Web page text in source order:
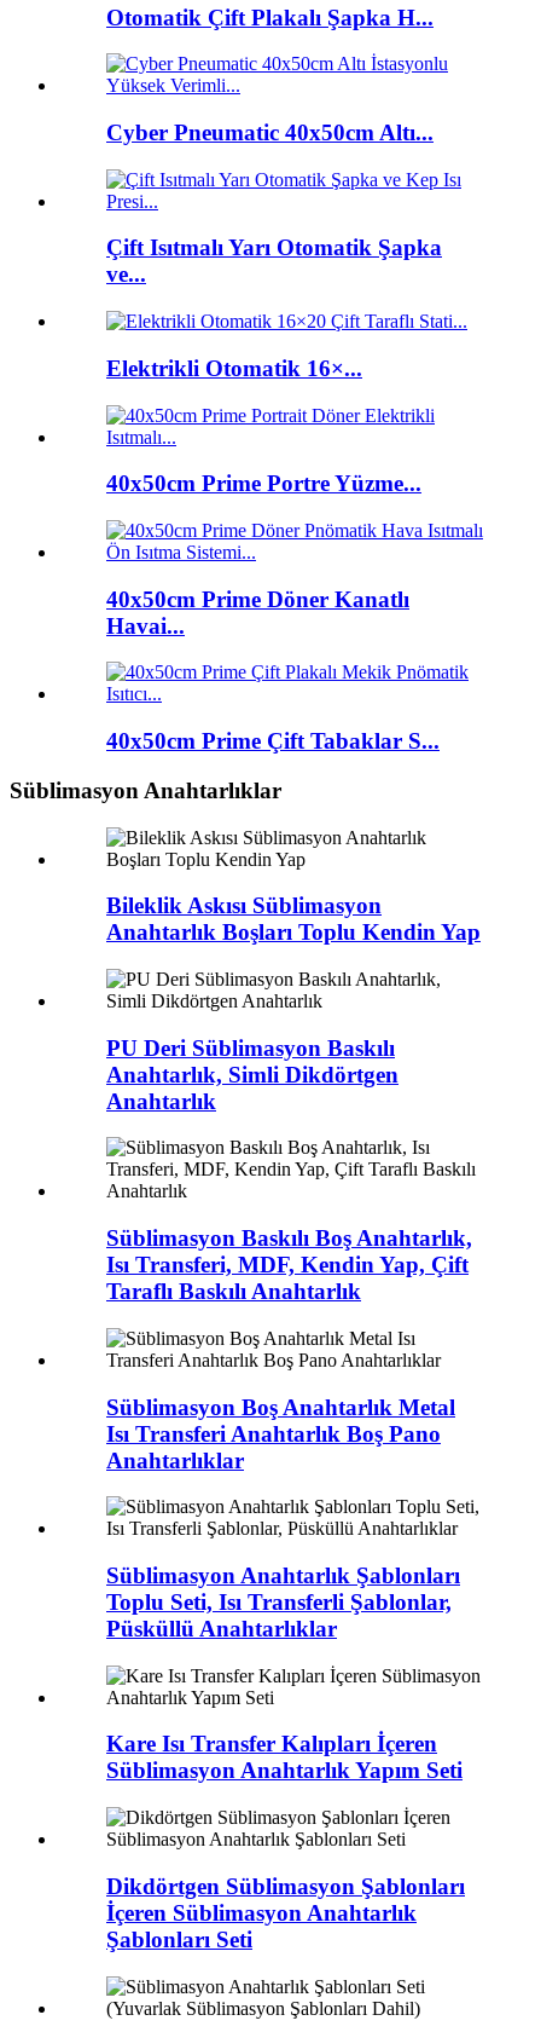
Otomatik Çift Plakalı Şapka H...
Cyber ​​Pneumatic 40x50cm Altı...
Çift Isıtmalı Yarı Otomatik Şapka
ve...
Elektrikli Otomatik 16×...
40x50cm Prime Portre Yüzme...
40x50cm Prime Döner Kanatlı
Havai...
40x50cm Prime Çift Tabaklar S...
Süblimasyon Anahtarlıklar
Bileklik Askısı Süblimasyon
Anahtarlık Boşları Toplu Kendin Yap
PU Deri Süblimasyon Baskılı
Anahtarlık, Simli Dikdörtgen
Anahtarlık
Süblimasyon Baskılı Boş Anahtarlık,
Isı Transferi, MDF, Kendin Yap, Çift
Taraflı Baskılı Anahtarlık
Süblimasyon Boş Anahtarlık Metal
Isı Transferi Anahtarlık Boş Pano
Anahtarlıklar
Süblimasyon Anahtarlık Şablonları
Toplu Seti, Isı Transferli Şablonlar,
Püsküllü Anahtarlıklar
Kare Isı Transfer Kalıpları İçeren
Süblimasyon Anahtarlık Yapım Seti
Dikdörtgen Süblimasyon Şablonları
İçeren Süblimasyon Anahtarlık
Şablonları Seti